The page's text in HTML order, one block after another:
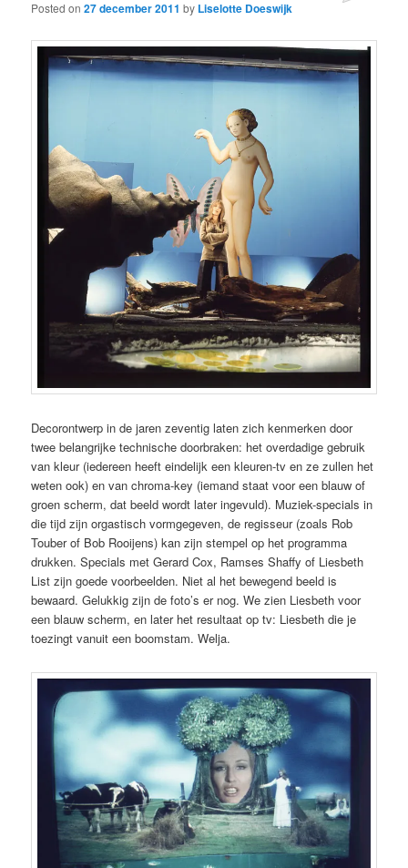
Posted on27 december 2011 by Liselotte Doeswijk
Decorontwerp in de jaren zeventig laten zich kenmerken door
twee belangrijke technische doorbraken: het overdadige gebruik
van kleur (iedereen heeft eindelijk een kleuren-tv en ze zullen het
weten ook) en van chroma-key (iemand staat voor een blauw of
groen scherm, dat beeld wordt later ingevuld). Muziek-specials in
die tijd zijn orgastisch vormgegeven, de regisseur (zoals Rob
Touber of Bob Rooijens) kan zijn stempel op het programma
drukken. Specials met Gerard Cox, Ramses Shaffy of Liesbeth
List zijn goede voorbeelden. Niet al het bewegend beeld is
bewaard. Gelukkig zijn de foto’s er nog. We zien Liesbeth voor
een blauw scherm, en later het resultaat op tv: Liesbeth die je
toezingt vanuit een boomstam. Welja.